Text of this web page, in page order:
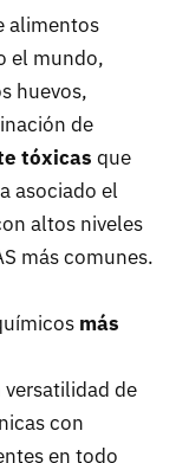
alimentos
el mundo,
huevos,
de
tóxicas que
asociado el
altos niveles
más comunes.
más
de
con
en todo